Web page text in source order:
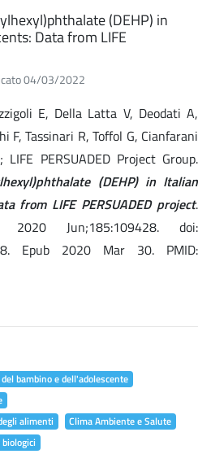
(DEHP) in
Data from LIFE
04/03/2022
E, Della Latta V, Deodati A,
F, Tassinari R, Toffol G, Cianfarani
PERSUADED Project Group.
(DEHP) in Italian
from LIFE PERSUADED project.
Jun;185:109428. doi:
Epub 2020 Mar 30. PMID:
bambino e dell'adolescente
alimenti
Clima Ambiente e Salute